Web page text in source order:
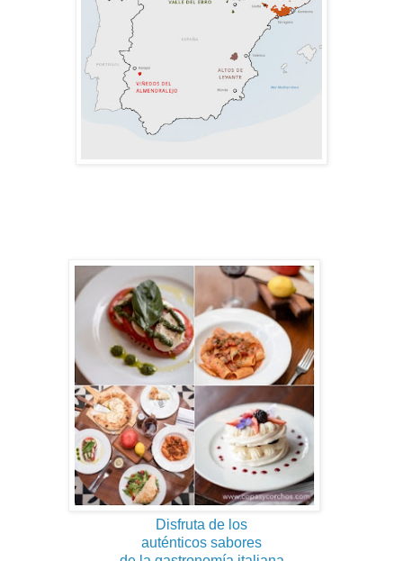
Disfruta de los
auténticos sabores